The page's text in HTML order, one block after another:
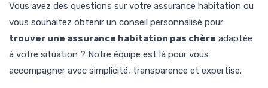
Vous avez des questions sur votre assurance habitation ou
vous souhaitez obtenir un conseil personnalisé pour
trouver une assurance habitation pas chère adaptée
à votre situation ? Notre équipe est là pour vous
accompagner avec simplicité, transparence et expertise.